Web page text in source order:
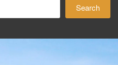
Search